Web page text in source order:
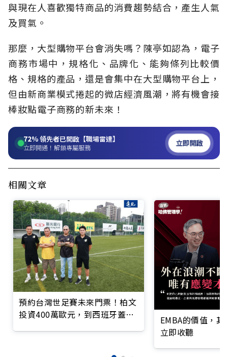
與現在人喜歡獨特商品的消費趨勢結合，產生人氣
及買氣。
那麼，大型購物平台會消失嗎？陳亭如認為，電子
商務市場中，規格化、品牌化、能夠條列比較價
格、規格的產品，還是會集中在大型購物平台上，
但由新商業模式捲起的微店經濟風潮，將有機會接
棒妝點電子商務的新未來！
72%領先者已開啟【職場雷達】
立即開通！解鎖專屬服務 立即開啟
相關文章
預約台灣世足賽未來門票！柏文
投資400萬歐元，到西班牙蓋足
EMBA的價值，
立即收聽